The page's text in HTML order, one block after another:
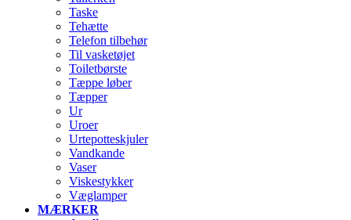
Taske
Tehætte
Telefon tilbehør
Til vasketøjet
Toiletbørste
Tæppe løber
Tæpper
Ur
Uroer
Urtepotteskjuler
Vandkande
Vaser
Viskestykker
Væglamper
MÆRKER